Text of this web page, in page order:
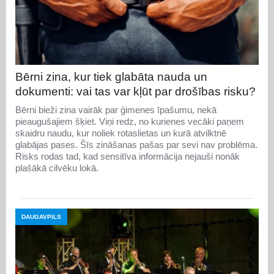
Bērni zina, kur tiek glabāta nauda un
dokumenti: vai tas var kļūt par drošības risku?
Bērni bieži zina vairāk par ģimenes īpašumu, nekā
pieaugušajiem šķiet. Viņi redz, no kurienes vecāki paņem
skaidru naudu, kur noliek rotaslietas un kurā atvilktnē
glabājas pases. Šīs zināšanas pašas par sevi nav problēma.
Risks rodas tad, kad sensitīva informācija nejauši nonāk
plašākā cilvēku lokā.
DAUGAVPILS